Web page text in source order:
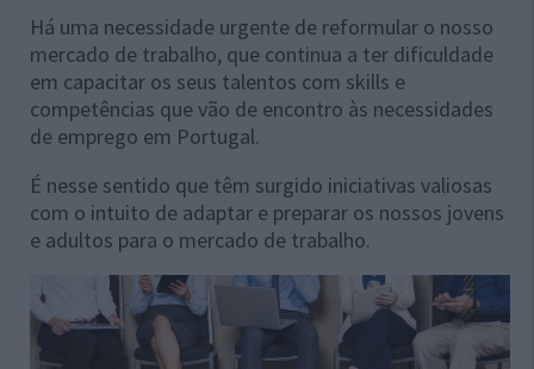
Há uma necessidade urgente de reformular o nosso
mercado de trabalho, que continua a ter dificuldade
em capacitar os seus talentos com skills e
competências que vão de encontro às necessidades
de emprego em Portugal.
É nesse sentido que têm surgido iniciativas valiosas
com o intuito de adaptar e preparar os nossos jovens
e adultos para o mercado de trabalho.